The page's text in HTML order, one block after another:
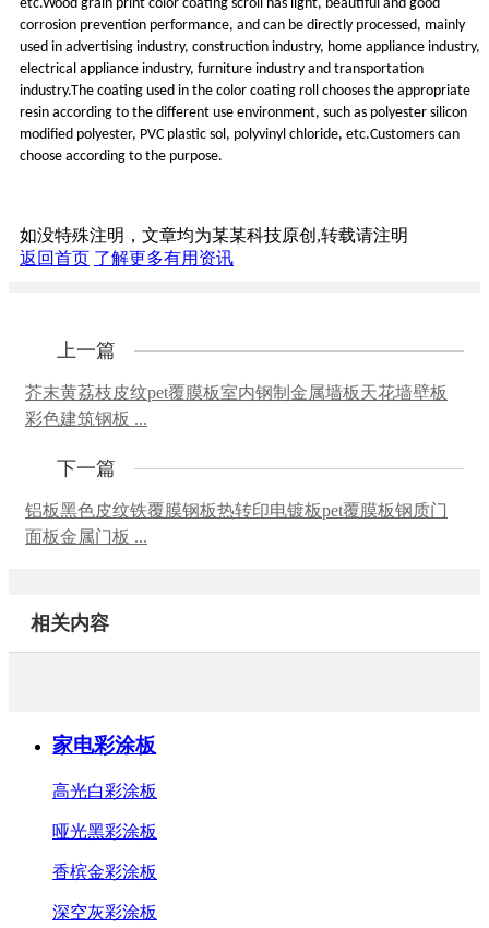
etc.Wood grain print color coating scroll has light, beautiful and good
corrosion prevention performance, and can be directly processed, mainly
used in advertising industry, construction industry, home appliance industry,
electrical appliance industry, furniture industry and transportation
industry.The coating used in the color coating roll chooses the appropriate
resin according to the different use environment, such as polyester silicon
modified polyester, PVC plastic sol, polyvinyl chloride, etc.Customers can
choose according to the purpose.
如没特殊注明，文章均为某某科技原创,转载请注明
返回首页 了解更多有用资讯
上一篇
芥末黄荔枝皮纹pet覆膜板室内钢制金属墙板天花墙壁板
彩色建筑钢板 ...
下一篇
铝板黑色皮纹铁覆膜钢板热转印电镀板pet覆膜板钢质门
面板金属门板 ...
相关内容
家电彩涂板
高光白彩涂板
哑光黑彩涂板
香槟金彩涂板
深空灰彩涂板